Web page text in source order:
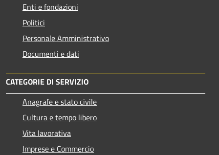
Enti e fondazioni
Politici
Personale Amministrativo
Documenti e dati
CATEGORIE DI SERVIZIO
Anagrafe e stato civile
Cultura e tempo libero
Vita lavorativa
Imprese e Commercio